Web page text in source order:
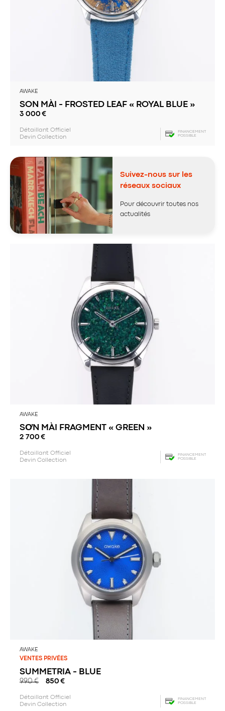
AWAKE
SON MÀI - FROSTED LEAF « ROYAL BLUE »
3 000 €
Détaillant Officiel
Devin Collection
FINANCEMENT
POSSIBLE
Suivez-nous sur les
réseaux sociaux
Pour découvrir toutes nos
actualités
AWAKE
SƠN MÀI FRAGMENT « GREEN »
2 700 €
Détaillant Officiel
Devin Collection
FINANCEMENT
POSSIBLE
AWAKE
VENTES PRIVÉES
SUMMETRIA - BLUE
990€ 850 €
Détaillant Officiel
Devin Collection
FINANCEMENT
POSSIBLE